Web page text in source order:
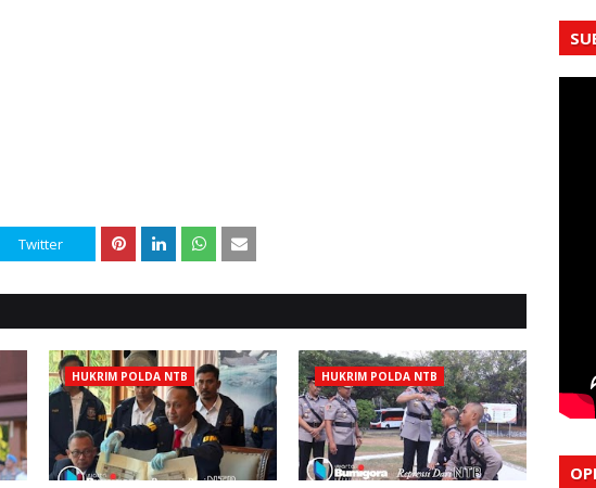
Twitter
HUKRIM POLDA NTB HUKRIM POLDA NTB